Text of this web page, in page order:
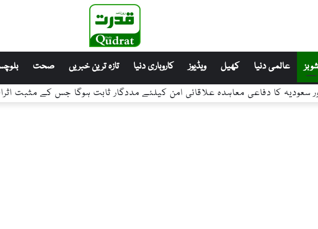
شوبز عالمی دنیا کھیل ویڈیوز کاروباری دنیا تازہ ترین خبریں صحت
سعودیہ کا دفاعی معاہدہ علاقائی امن کیلئے مددگار ثابت ہوگا جس کے مثبت